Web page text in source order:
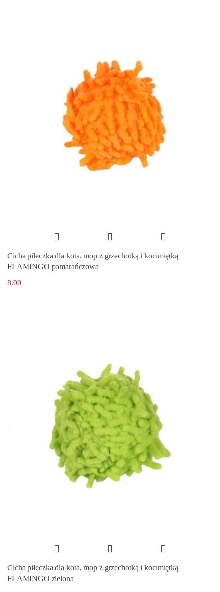
Cicha piłeczka dla kota, mop z grzechotką i kocimiętką
FLAMINGO pomarańczowa
8.00
Cicha piłeczka dla kota, mop z grzechotką i kocimiętką
FLAMINGO zielona